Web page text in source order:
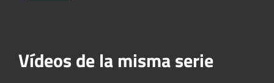
Vídeos de la misma serie